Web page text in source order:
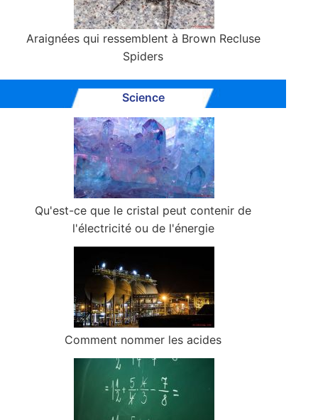
Araignées qui ressemblent à Brown Recluse
Spiders
Science
Qu'est-ce que le cristal peut contenir de
l'électricité ou de l'énergie
Comment nommer les acides